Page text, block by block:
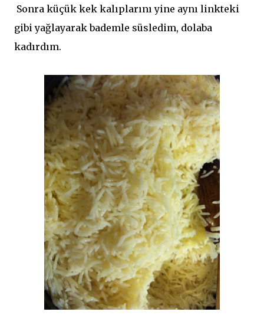
Sonra küçük kek kalıplarını yine aynı linkteki
gibi yağlayarak bademle süsledim, dolaba
kadırdım.